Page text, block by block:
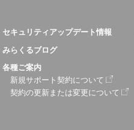
セキュリティアップデート情報
みらくるブログ
各種ご案内
新規サポート契約について
契約の更新または変更について